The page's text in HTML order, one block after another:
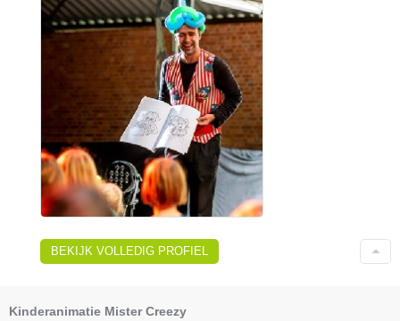
BEKIJK VOLLEDIG PROFIEL
Kinderanimatie Mister Creezy